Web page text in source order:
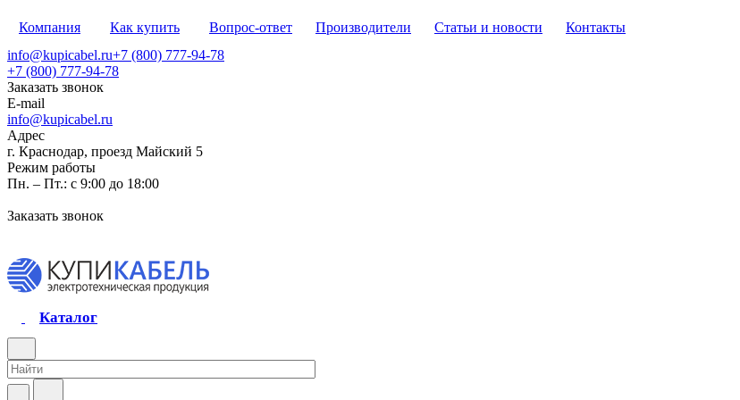
Компания Как купить Вопрос-ответ Производители Статьи и новости
Контакты
info@kupicabel.ru+7 (800) 777-94-78
+7 (800) 777-94-78
Заказать звонок
E-mail
info@kupicabel.ru
Адрес
г. Краснодар, проезд Майский 5
Режим работы
Пн. – Пт.: с 9:00 до 18:00
Заказать звонок
Каталог